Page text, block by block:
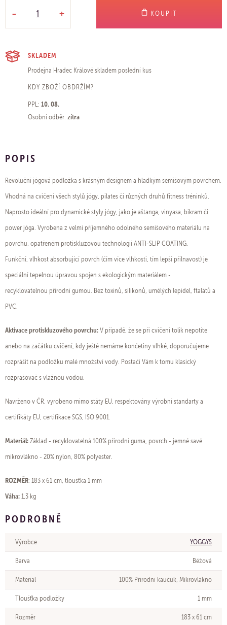
- + KOUPIT
SKLADEM
Prodejna Hradec Královéskladem poslední kus
KDY ZBOŽÍ OBDRŽÍM?
PPL: 10. 08.
Osobní odběr: zítra
POPIS
Revoluční jógová podložka s krásným designem a hladkým semišovým povrchem.
Vhodná na cvičení všech stylů jógy, pilates či různých druhů fitness tréninků.
Naprosto ideální pro dynamické styly jógy, jako je aštanga, vinyasa, bikram či
power jóga. Vyrobena z velmi příjemného odolného semišového materiálu na
povrchu, opatřeném protiskluzovou technologií ANTI-SLIP COATING.
Funkční, vlhkost absorbující povrch (čím více vlhkosti, tím lepší přilnavost) je
speciální tepelnou úpravou spojen s ekologickým materiálem -
recyklovatelnou přírodní gumou. Bez toxinů, silikonů, umělých lepidel, ftalátů a
PVC.
Aktivace protiskluzového povrchu:V případě, že se při cvičení tolik nepotíte
anebo na začátku cvičení, kdy ještě nemáme končetiny vlhké, doporučujeme
rozprášit na podložku malé množství vody. Postačí Vám k tomu klasický
rozprašovač s vlažnou vodou.
Navrženo v ČR, vyrobeno mimo státy EU, respektovány výrobní standarty a
certifikáty EU, certifikace SGS, ISO 9001.
Materiál:Základ - recyklovatelná 100% přírodní guma, povrch - jemné savé
mikrovlákno - 20% nylon, 80% polyester.
ROZMĚR: 183 x 61 cm, tloušťka 1 mm
Váha:1,3 kg
PODROBNĚ
Výrobce YOGGYS
Barva Béžová
Materiál 100% Přírodní kaučuk, Mikrovlákno
Tloušťka podložky 1 mm
Rozměr 183 x 61 cm